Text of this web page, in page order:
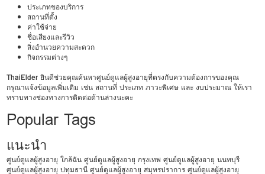
ประเภทของบริการ
สถานที่ตั้ง
ค่าใช้จ่าย
ชื่อเสียงและรีวิว
สิ่งอำนวยความสะดวก
กิจกรรมต่างๆ
ThaiElder ยินดีช่วยคุณค้นหาศูนย์ดูแลผู้สูงอายุที่ตรงกับความต้องการของคุณ
กรุณาแจ้งข้อมูลเพิ่มเติม เช่น สถานที่ ประเภท ภาวะพิเศษ และ งบประมาณ ให้เรา
ทราบทางช่องทางการติดต่อด้านล่างนะคะ
Popular Tags
แนะนำ
ศูนย์ดูแลผู้สูงอายุ ใกล้ฉัน ศูนย์ดูแลผู้สูงอายุ กรุงเทพ ศูนย์ดูแลผู้สูงอายุ นนทบุรี
ศูนย์ดูแลผู้สูงอายุ ปทุมธานี ศูนย์ดูแลผู้สูงอายุ สมุทรปราการ ศูนย์ดูแลผู้สูงอายุ